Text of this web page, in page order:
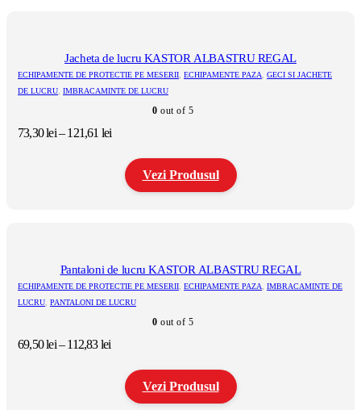
Jacheta de lucru KASTOR ALBASTRU REGAL
ECHIPAMENTE DE PROTECTIE PE MESERII, ECHIPAMENTE PAZA, GECI SI JACHETE
DE LUCRU, IMBRACAMINTE DE LUCRU
0 out of 5
73,30lei– 121,61 leiInterval
prețuri:
73,30 lei
până
Vezi Produsul
variații.
Opțiunile
pot
alese
în
Pantaloni de lucru KASTOR ALBASTRU REGAL
ECHIPAMENTE DE PROTECTIE PE MESERII, ECHIPAMENTE PAZA, IMBRACAMINTE DE
LUCRU, PANTALONI DE LUCRU
0 out of 5
69,50lei– 112,83leiInterval
prețuri:
69,50 lei
până
Vezi Produsul